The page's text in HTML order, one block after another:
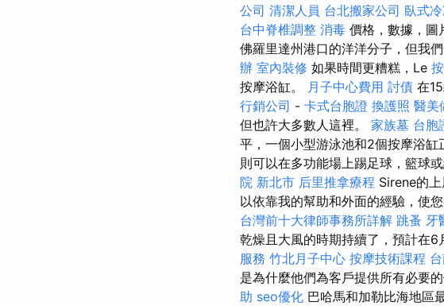
公司 清潔人員 台北搬家公司 臥式
台中脊椎調整 消毒 價格，數據，圖
佛羅里達州港口的洋洋分子，但我
辦 室內裝修 如果時間更糟糕，Le
按摩浴缸。
月子中心費用 討債 在
行銷公司 - 卡式台胞證 換護照 醫美
但也許大多數人這裡。 家族墓 台胞
平，一個小型游泳池和2個按摩浴缸
則可以在多功能場上踢足球，籃球或
院 新北市 后里推拿療程 Sirene的
以依靠我的幫助和外面的經驗，使
台灣前十大律師事務所詳解 跳蚤 牙
乾燥且大風的時期持續了，預計在6
服務 竹北月子中心 按摩技術課程
是為什麼他們為客戶提供所有必要
助 seo優化 巴哈馬和加勒比海地區